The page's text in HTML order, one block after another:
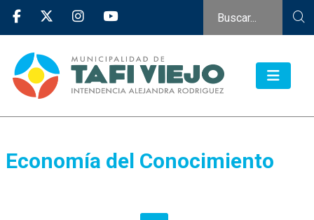
Economía del Conocimiento